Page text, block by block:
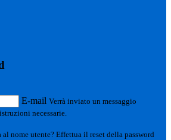
E-mail Verrà inviato un messaggio
necessarie.
nome utente? Effettua il reset della password